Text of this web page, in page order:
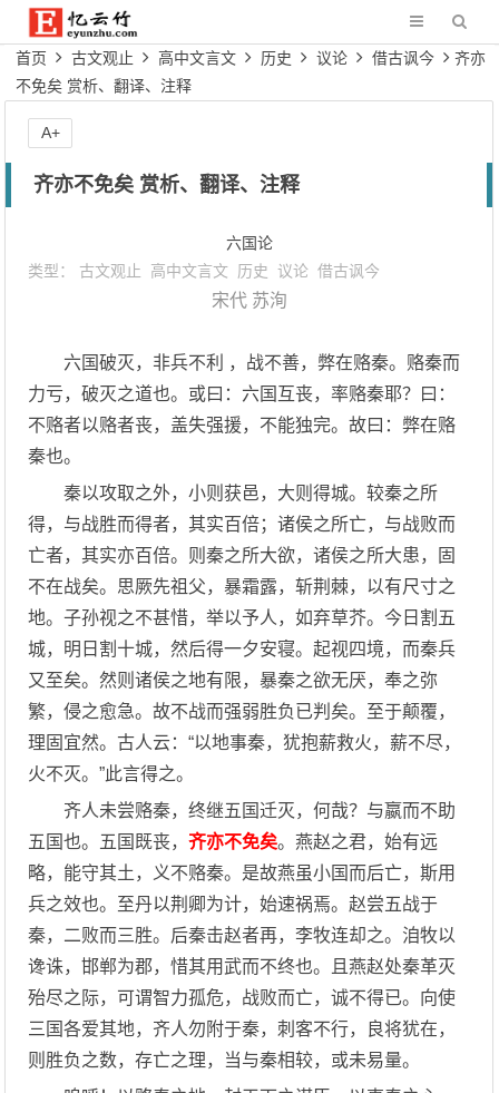
首页 古文观止 高中文言文 历史 议论 借古讽今
齐亦
不免矣 赏析、翻译、注释
齐亦不免矣 赏析、翻译、注释
六国论
类型： 古文观止 高中文言文 历史 议论 借古讽今
宋代 苏洵
六国破灭，非兵不利 ，战不善，弊在赂秦。赂秦而
力亏，破灭之道也。或曰：六国互丧，率赂秦耶？曰：
不赂者以赂者丧，盖失强援，不能独完。故曰：弊在赂
秦也。
秦以攻取之外，小则获邑，大则得城。较秦之所
得，与战胜而得者，其实百倍；诸侯之所亡，与战败而
亡者，其实亦百倍。则秦之所大欲，诸侯之所大患，固
不在战矣。思厥先祖父，暴霜露，斩荆棘，以有尺寸之
地。子孙视之不甚惜，举以予人，如弃草芥。今日割五
城，明日割十城，然后得一夕安寝。起视四境，而秦兵
又至矣。然则诸侯之地有限，暴秦之欲无厌，奉之弥
繁，侵之愈急。故不战而强弱胜负已判矣。至于颠覆，
理固宜然。古人云：“以地事秦，犹抱薪救火，薪不尽，
火不灭。”此言得之。
齐人未尝赂秦，终继五国迁灭，何哉？与嬴而不助
五国也。五国既丧，齐亦不免矣。燕赵之君，始有远
略，能守其土，义不赂秦。是故燕虽小国而后亡，斯用
兵之效也。至丹以荆卿为计，始速祸焉。赵尝五战于
秦，二败而三胜。后秦击赵者再，李牧连却之。洎牧以
谗诛，邯郸为郡，惜其用武而不终也。且燕赵处秦革灭
殆尽之际，可谓智力孤危，战败而亡，诚不得已。向使
三国各爱其地，齐人勿附于秦，刺客不行，良将犹在，
则胜负之数，存亡之理，当与秦相较，或未易量。
A+